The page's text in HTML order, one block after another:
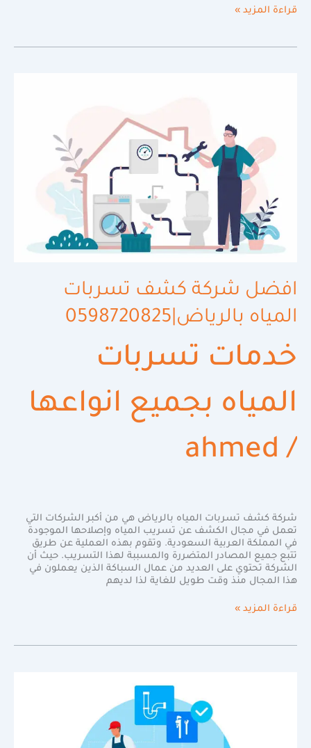
قراءة المزيد »
افضل شركة كشف تسربات
المياه بالرياض|0598720825
خدمات تسربات
المياه بجميع انواعها
/
ahmed
شركة كشف تسربات المياه بالرياض هي من أكبر الشركات التي
تعمل في مجال الكشف عن تسريب المياه وإصلاحها الموجودة
في المملكة العربية السعودية. وتقوم بهذه العملية عن طريق
تتبع جميع المصادر المتضررة والمسببة لهذا التسريب. حيث أن
الشركة تحتوي على العديد من عمال السباكة الذين يعملون في
هذا المجال منذ وقت طويل للغاية لذا لديهم
بالرياض|0598720825
قراءة المزيد »